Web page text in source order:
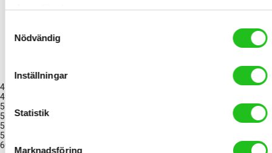
deras tjänster.
Nödvändig
Inställningar
Statistik
Marknadsföring
även Shimano cykelskor, Shimano cykelglasögon och Shimano
cykeltillbehör.
BICYCLE SIZE GUIDE
47cm 155-160 cm
49cm 160-166 cm
51cm 167-172 cm
53cm 173-179 cm
55cm 180-185 cm
57cm 186-191 cm
60cm 192-207 cm